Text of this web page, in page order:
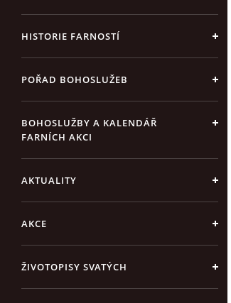
HISTORIE FARNOSTÍ
POŘAD BOHOSLUŽEB
BOHOSLUŽBY A KALENDÁŘ
FARNÍCH AKCI
AKTUALITY
AKCE
ŽIVOTOPISY SVATÝCH